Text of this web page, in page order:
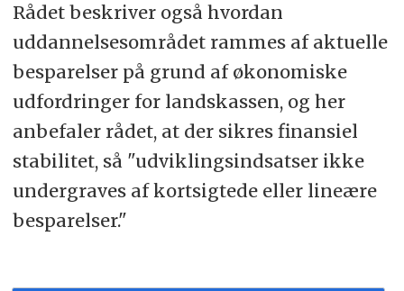
Rådet beskriver også hvordan
uddannelsesområdet rammes af aktuelle
besparelser på grund af økonomiske
udfordringer for landskassen, og her
anbefaler rådet, at der sikres finansiel
stabilitet, så "udviklingsindsatser ikke
undergraves af kortsigtede eller lineære
besparelser."